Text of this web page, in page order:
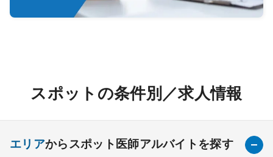
スポットの条件別／求人情報
エリアからスポット医師アルバイトを探す